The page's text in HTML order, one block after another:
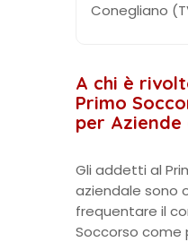
Conegliano
A chi è
Primo
per Aziende
Gli addetti al
aziendale sono
frequentare il
Soccorso come